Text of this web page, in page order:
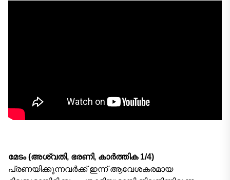
മേടം (അശ്വതി, ഭരണി, കാർത്തിക 1/4)
പ്രണയിക്കുന്നവർക്ക് ഇന്ന് ആവേശകരമായ